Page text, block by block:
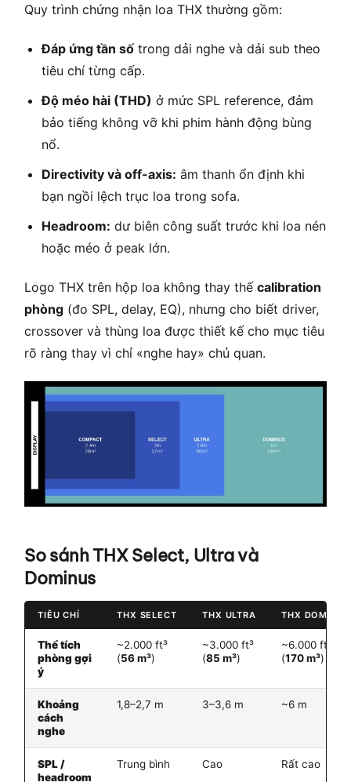
Quy trình chứng nhận loa THX thường gồm:
Đáp ứng tần sốtrong dải nghe và dải sub theo
tiêu chí từng cấp.
Độ méo hài (THD) ở mức SPL reference, đảm
bảo tiếng không vỡ khi phim hành động bùng
nổ.
Directivity và off-axis: âm thanh ổn định khi
bạn ngồi lệch trục loa trong sofa.
Headroom: dư biên công suất trước khi loa nén
hoặc méo ở peak lớn.
Logo THX trên hộp loa không thay thế calibration
phòng (đo SPL, delay, EQ), nhưng cho biết driver,
crossover và thùng loa được thiết kế cho mục tiêu
rõ ràng thay vì chỉ «nghe hay» chủ quan.
So sánh THX Select, Ultra và
Dominus
TIÊU CHÍ THX SELECT THX ULTRA THX DOMINUS
Thể tích
phòng gợi
ý
~2.000 ft³
(56 m³)
~3.000 ft³
(85 m³)
~6.000 ft³
(170 m³)
Khoảng
cách
nghe
1,8–2,7 m 3–3,6 m ~6 m
SPL /
headroom
Trung bình Cao Rất cao